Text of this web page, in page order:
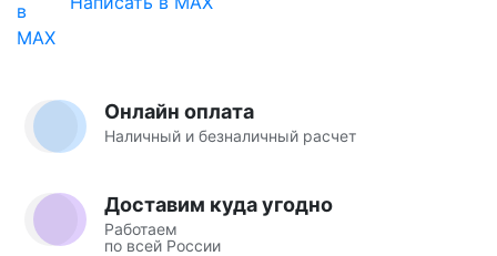
Онлайн оплата
Наличный и безналичный расчет
Доставим куда угодно
Работаем
по всей России